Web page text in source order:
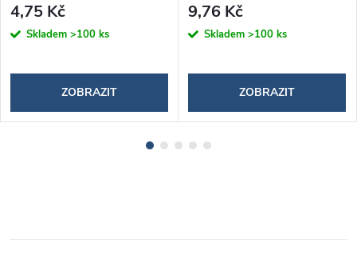
4,75 Kč
Skladem >100 ks
ZOBRAZIT
9,76 Kč
Skladem >100 ks
ZOBRAZIT